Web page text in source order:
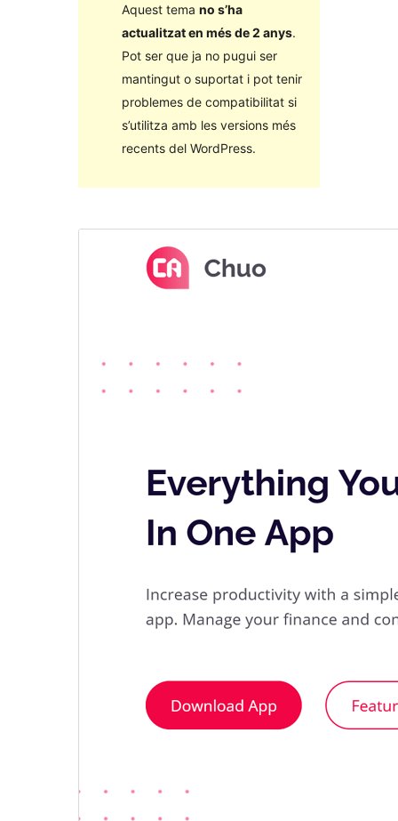
Aquest tema no s’ha
actualitzat en més de 2 anys.
Pot ser que ja no pugui ser
mantingut o suportat i pot tenir
problemes de compatibilitat si
s’utilitza amb les versions més
recents del WordPress.